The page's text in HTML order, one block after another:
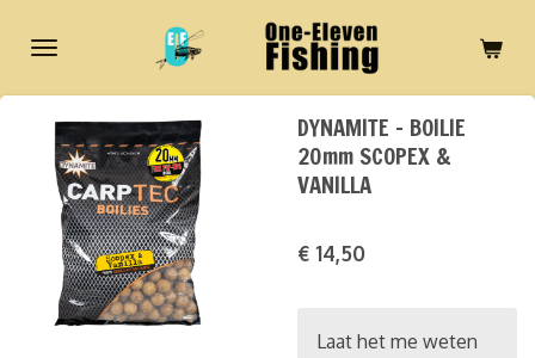
direct
hoofdinhoud
DYNAMITE - BOILIE
20mm SCOPEX &
VANILLA
€ 14,50
Laat het me weten